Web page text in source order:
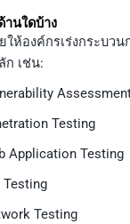
านใดบ้าง
ให้องค์กรเร่งกระบว
ก เช่น:
Testing
Application Testing
Testing
Testing